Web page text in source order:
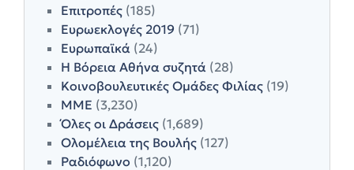
Επιτροπές (185)
Ευρωεκλογές 2019 (71)
Ευρωπαϊκά (24)
Η Βόρεια Αθήνα συζητά (28)
Κοινοβουλευτικές Ομάδες Φιλίας (19)
ΜΜΕ (3,230)
Όλες οι Δράσεις (1,689)
Ολομέλεια της Βουλής (127)
Ραδιόφωνο (1,120)